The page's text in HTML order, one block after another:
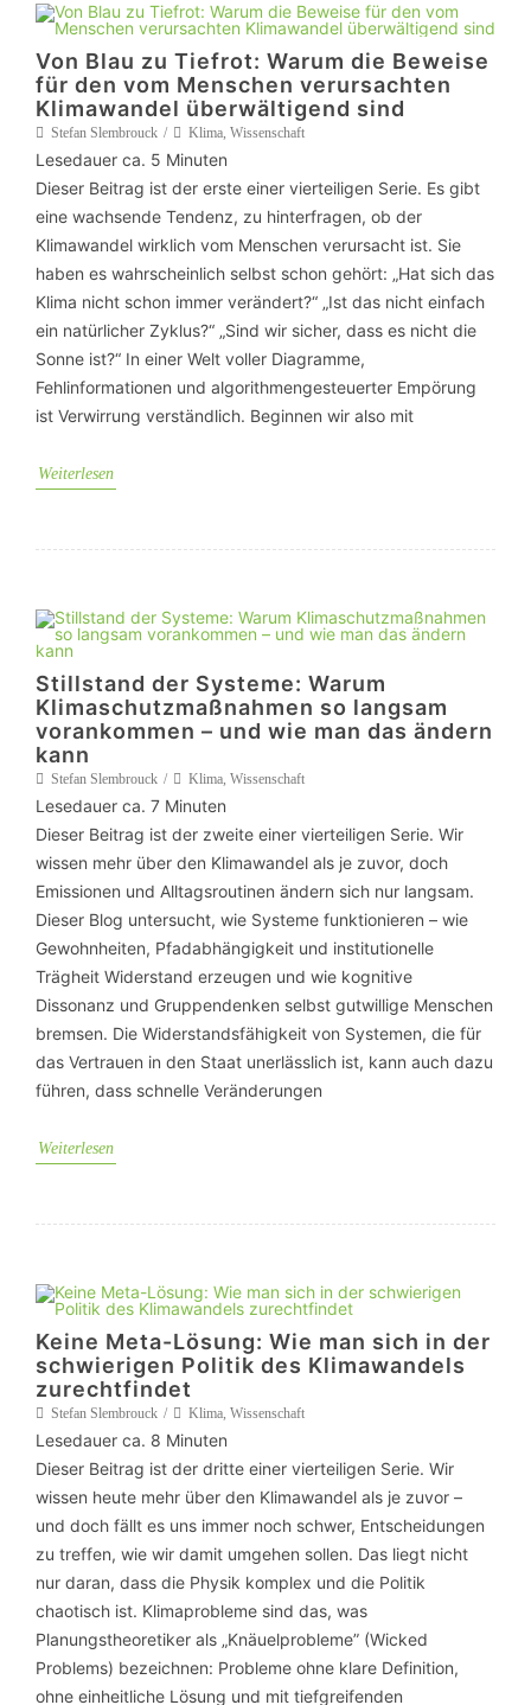
Von Blau zu Tiefrot: Warum die Beweise
für den vom Menschen verursachten
Klimawandel überwältigend sind
Stefan Slembrouck Klima, Wissenschaft
Lesedauer ca. 5 Minuten
Dieser Beitrag ist der erste einer vierteiligen Serie. Es gibt
eine wachsende Tendenz, zu hinterfragen, ob der
Klimawandel wirklich vom Menschen verursacht ist. Sie
haben es wahrscheinlich selbst schon gehört: „Hat sich das
Klima nicht schon immer verändert?“ „Ist das nicht einfach
ein natürlicher Zyklus?“ „Sind wir sicher, dass es nicht die
Sonne ist?“ In einer Welt voller Diagramme,
Fehlinformationen und algorithmengesteuerter Empörung
ist Verwirrung verständlich. Beginnen wir also mit
Weiterlesen
Stillstand der Systeme: Warum
Klimaschutzmaßnahmen so langsam
vorankommen – und wie man das ändern
kann
Stefan Slembrouck Klima, Wissenschaft
Lesedauer ca. 7 Minuten
Dieser Beitrag ist der zweite einer vierteiligen Serie. Wir
wissen mehr über den Klimawandel als je zuvor, doch
Emissionen und Alltagsroutinen ändern sich nur langsam.
Dieser Blog untersucht, wie Systeme funktionieren – wie
Gewohnheiten, Pfadabhängigkeit und institutionelle
Trägheit Widerstand erzeugen und wie kognitive
Dissonanz und Gruppendenken selbst gutwillige Menschen
bremsen. Die Widerstandsfähigkeit von Systemen, die für
das Vertrauen in den Staat unerlässlich ist, kann auch dazu
führen, dass schnelle Veränderungen
Weiterlesen
Keine Meta-Lösung: Wie man sich in der
schwierigen Politik des Klimawandels
zurechtfindet
Stefan Slembrouck Klima, Wissenschaft
Lesedauer ca. 8 Minuten
Dieser Beitrag ist der dritte einer vierteiligen Serie. Wir
wissen heute mehr über den Klimawandel als je zuvor –
und doch fällt es uns immer noch schwer, Entscheidungen
zu treffen, wie wir damit umgehen sollen. Das liegt nicht
nur daran, dass die Physik komplex und die Politik
chaotisch ist. Klimaprobleme sind das, was
Planungstheoretiker als „Knäuelprobleme” (Wicked
Problems) bezeichnen: Probleme ohne klare Definition,
ohne einheitliche Lösung und mit tiefgreifenden